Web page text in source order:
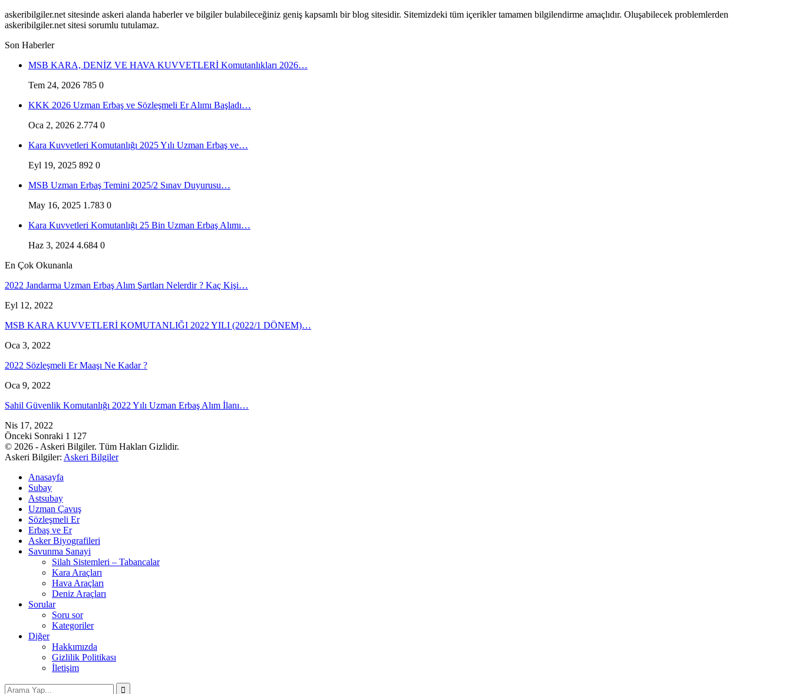
askeribilgiler.net sitesinde askeri alanda haberler ve bilgiler bulabileceğiniz geniş kapsamlı bir blog sitesidir. Sitemizdeki tüm içerikler tamamen bilgilendirme amaçlıdır. Oluşabilecek problemlerden
askeribilgiler.net sitesi sorumlu tutulamaz.
Son Haberler
MSB KARA, DENİZ VE HAVA KUVVETLERİ Komutanlıkları 2026…
Tem 24, 2026 785 0
KKK 2026 Uzman Erbaş ve Sözleşmeli Er Alımı Başladı…
Oca 2, 2026 2.774 0
Kara Kuvvetleri Komutanlığı 2025 Yılı Uzman Erbaş ve…
Eyl 19, 2025 892 0
MSB Uzman Erbaş Temini 2025/2 Sınav Duyurusu…
May 16, 2025 1.783 0
Kara Kuvvetleri Komutanlığı 25 Bin Uzman Erbaş Alımı…
Haz 3, 2024 4.684 0
En Çok Okunanla
2022 Jandarma Uzman Erbaş Alım Şartları Nelerdir ? Kaç Kişi…
Eyl 12, 2022
MSB KARA KUVVETLERİ KOMUTANLIĞI 2022 YILI (2022/1 DÖNEM)…
Oca 3, 2022
2022 Sözleşmeli Er Maaşı Ne Kadar ?
Oca 9, 2022
Sahil Güvenlik Komutanlığı 2022 Yılı Uzman Erbaş Alım İlanı…
Nis 17, 2022
Önceki Sonraki 1 127
© 2026 - Askeri Bilgiler. Tüm Hakları Gizlidir.
Askeri Bilgiler: Askeri Bilgiler
Anasayfa
Subay
Astsubay
Uzman Çavuş
Sözleşmeli Er
Erbaş ve Er
Asker Biyografileri
Savunma Sanayi
Silah Sistemleri – Tabancalar
Kara Araçları
Hava Araçları
Deniz Araçları
Sorular
Soru sor
Kategoriler
Diğer
Hakkımızda
Gizlilik Politikası
İletişim